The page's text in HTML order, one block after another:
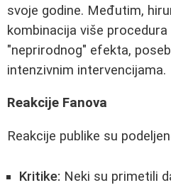
svoje godine. Međutim,
kombinacija više
"neprirodnog" efekta,
intenzivnim intervencijama.
Reakcije Fanova
Reakcije publike su
Kritike: Neki su primetili